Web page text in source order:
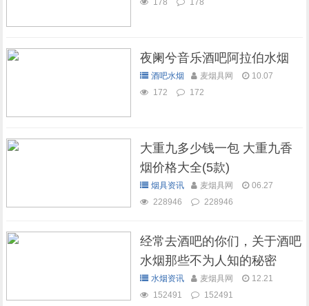
178
178
夜阑兮音乐酒吧阿拉伯水烟
酒吧水烟 麦烟具网
10.07
172
172
大重九多少钱一包 大重九香
烟价格大全(5款)
烟具资讯 麦烟具网
06.27
228946
228946
经常去酒吧的你们，关于酒吧
水烟那些不为人知的秘密
水烟资讯 麦烟具网
12.21
152491
152491